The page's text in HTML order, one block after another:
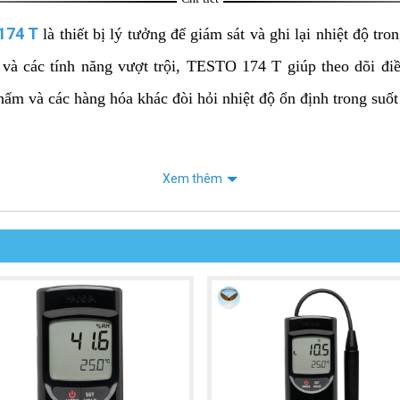
Tlà thiết bị lý tưởng để giám sát và ghi lại nhiệt độ
các tính năng vượt trội, TESTO 174 T giúp theo dõi
và các hàng hóa khác đòi hỏi nhiệt độ ổn định trong
độ chính xác ±0.5 °C trong toàn dải đo, giúp bạn theo
bụi và nước, rất phù hợp cho các ứng dụng ngoài trời
sát một chỉ tiêu nhiệt độ duy nhất một cách hiệu quả.
từ 1 phút đến 24 giờ, giúp bạn điều chỉnh tần suất ghi
lợi và dễ dàng thay thế khi cần thiết.
Xem thêm